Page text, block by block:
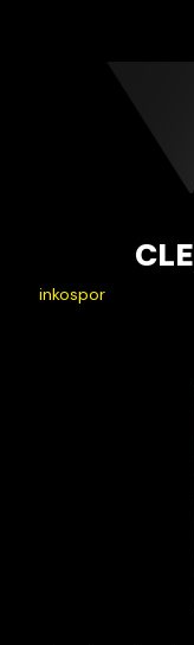
inkospor